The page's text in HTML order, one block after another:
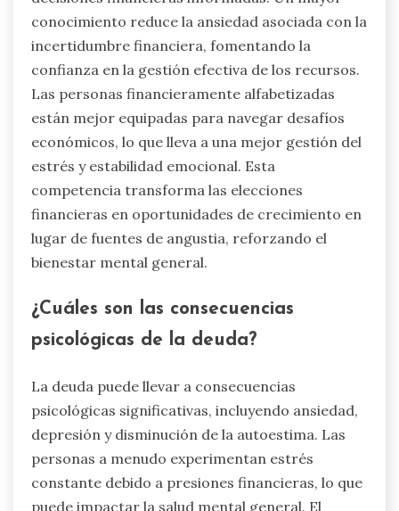
¿Cómo puede la alfabetización
financiera mejorar la resiliencia mental?
La alfabetización financiera mejora
significativamente la resiliencia mental al
empoderar a las personas para tomar
decisiones financieras informadas. Un mayor
conocimiento reduce la ansiedad asociada con la
incertidumbre financiera, fomentando la
confianza en la gestión efectiva de los recursos.
Las personas financieramente alfabetizadas
económicos, lo que lleva a una mejor gestión del
estrés y estabilidad emocional. Esta
competencia transforma las elecciones
lugar de fuentes de angustia, reforzando el
bienestar mental general.
¿Cuáles son las consecuencias
psicológicas de la deuda?